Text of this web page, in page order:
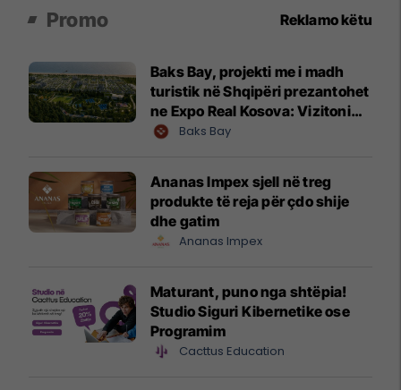
Promo Reklamo këtu
Baks Bay, projekti me i madh
turistik në Shqipëri prezantohet
ne Expo Real Kosova: Vizitoni
shtandin dhe zbuloni
Baks Bay
Ananas Impex sjell në treg
produkte të reja për çdo shije
dhe gatim
Ananas Impex
Maturant, puno nga shtëpia!
Studio Siguri Kibernetike ose
Programim
Cacttus Education